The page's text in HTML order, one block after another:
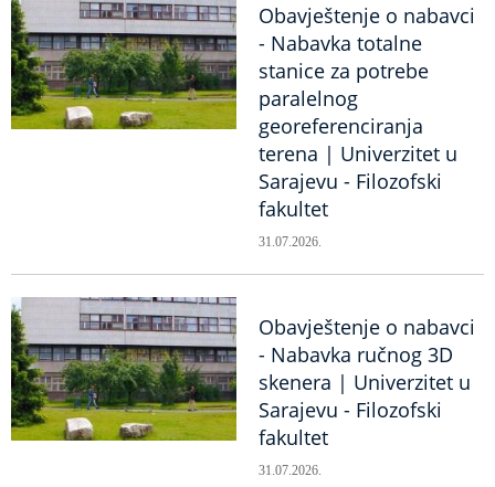
Obavještenje o nabavci
- Nabavka totalne
stanice za potrebe
paralelnog
georeferenciranja
terena | Univerzitet u
Sarajevu - Filozofski
fakultet
31.07.2026.
Obavještenje o nabavci
- Nabavka ručnog 3D
skenera | Univerzitet u
Sarajevu - Filozofski
fakultet
31.07.2026.